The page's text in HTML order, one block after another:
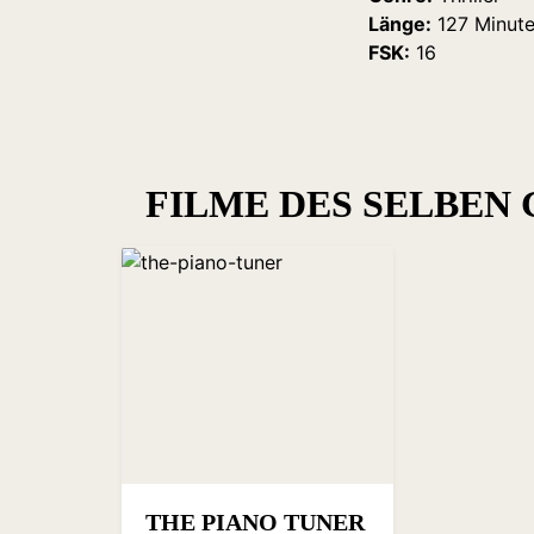
Länge: 127
FSK: 16
FILME DES SELBEN
THE PIANO TUNER